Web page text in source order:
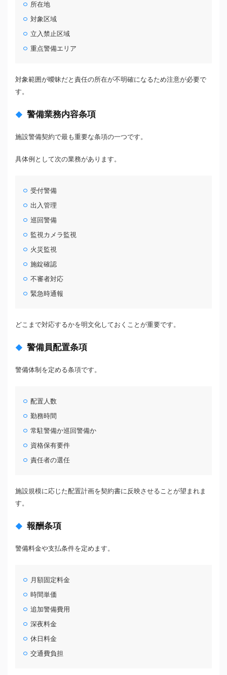
所在地
対象区域
立入禁止区域
重点警備エリア
対象範囲が曖昧だと責任の所在が不明確になるため注意が必要で
す。
警備業務内容条項
施設警備契約で最も重要な条項の一つです。
具体例として次の業務があります。
受付警備
出入管理
巡回警備
監視カメラ監視
火災監視
施錠確認
不審者対応
緊急時通報
どこまで対応するかを明文化しておくことが重要です。
警備員配置条項
警備体制を定める条項です。
配置人数
勤務時間
常駐警備か巡回警備か
資格保有要件
責任者の選任
施設規模に応じた配置計画を契約書に反映させることが望まれま
す。
報酬条項
警備料金や支払条件を定めます。
月額固定料金
時間単価
追加警備費用
深夜料金
休日料金
交通費負担